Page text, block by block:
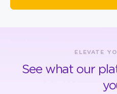
ELEVATE
See what our